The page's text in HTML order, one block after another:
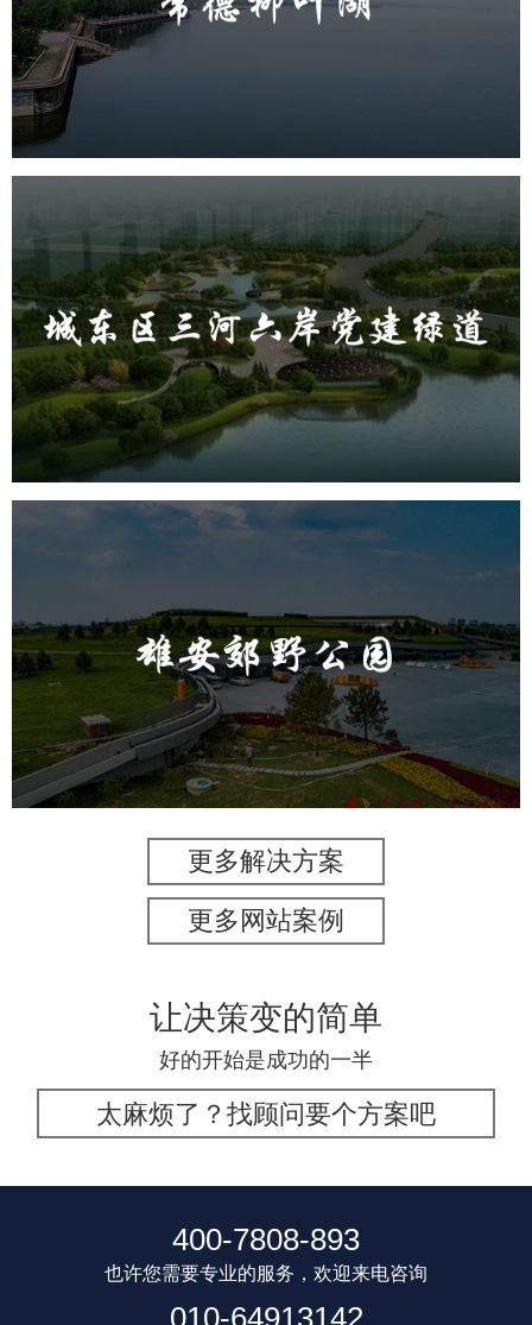
旅游休闲
城东区三河六岸党建绿道
旅游休闲 公园 AI人工智能 智慧公园
智能步道
AR太极
智能大数据平台
公园 AI人工智能 智慧公园
智能照明系统
智能垃圾桶
更多解决方案
更多网站案例
让决策变的简单
好的开始是成功的一半
太麻烦了？找顾问要个方案吧
400-7808-893
也许您需要专业的服务，欢迎来电咨询
010-64913142